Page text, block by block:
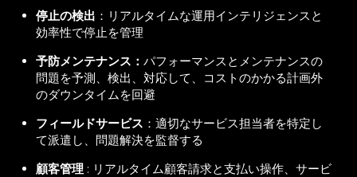
停止の検出 ：リアルタイムな運用インテリジェンスと
効率性で停止を管理
予防メンテナンス： パフォーマンスとメンテナンスの
問題を予測、検出、対応して、コストのかかる計画外
のダウンタイムを回避
フィールドサービス ：適切なサービス担当者を特定し
て派遣し、問題解決を監督する
顧客管理 : リアルタイム顧客請求と支払い操作、サービ